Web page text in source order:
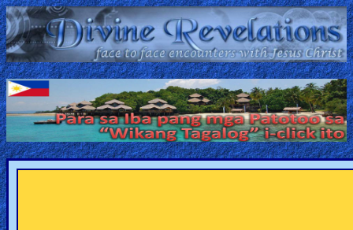
Home:
Mobile
Home: Original Style